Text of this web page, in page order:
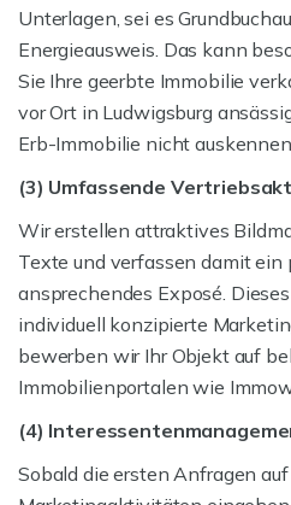
Unterlagen, sei es
Energieausweis. Das kann
Sie Ihre geerbte Immobilie
vor Ort in Ludwigsburg
Erb-Immobilie nicht
(3) Umfassende
Wir erstellen attraktives
Texte und verfassen damit ein
ansprechendes Exposé.
individuell konzipierte
bewerben wir Ihr Objekt auf
Immobilienportalen wie
(4)
Sobald die ersten Anfragen auf